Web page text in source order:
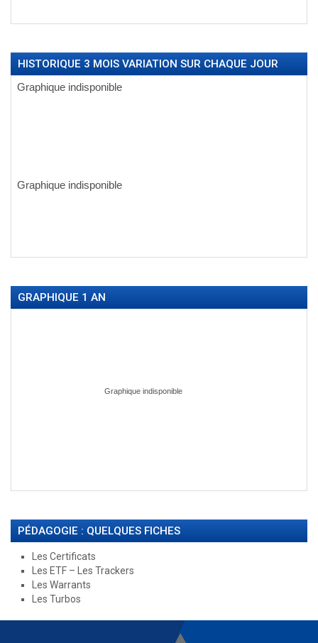
HISTORIQUE 3 MOIS VARIATION SUR CHAQUE JOUR
GRAPHIQUE 1 AN
PÉDAGOGIE : QUELQUES FICHES
Les Certificats
Les ETF – Les Trackers
Les Warrants
Les Turbos